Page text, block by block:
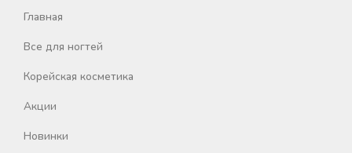
Главная
Все для ногтей
Корейская косметика
Акции
Новинки